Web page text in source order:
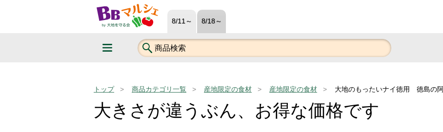
8/11～ 8/18～
トップ 商品カテゴリ一覧 産地限定の食材 産地限定の食材 大地のもったいナイ徳用 徳島の
大きさが違うぶん、お得な価格です